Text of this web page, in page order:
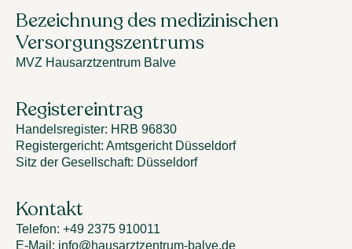
Bezeichnung des medizinischen
Versorgungszentrums
MVZ Hausarztzentrum Balve
Registereintrag
Handelsregister: HRB 96830
Registergericht: Amtsgericht Düsseldorf
Sitz der Gesellschaft: Düsseldorf
Kontakt
Telefon: +49 2375 910011
E-Mail : info@hausarztzentrum-balve.de